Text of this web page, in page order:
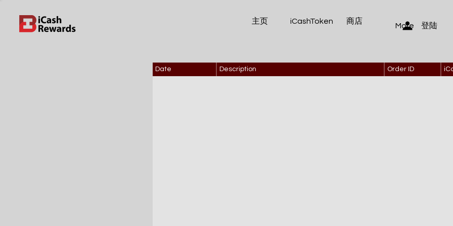
主页 iCashToken 商店
More 登陆
Date Description Order ID